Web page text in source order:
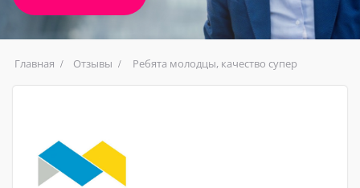
Главная Отзывы Ребята молодцы, качество супер